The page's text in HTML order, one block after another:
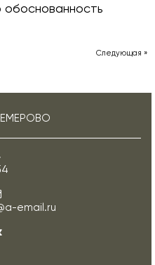
обоснованность
Следующая »
email.ru